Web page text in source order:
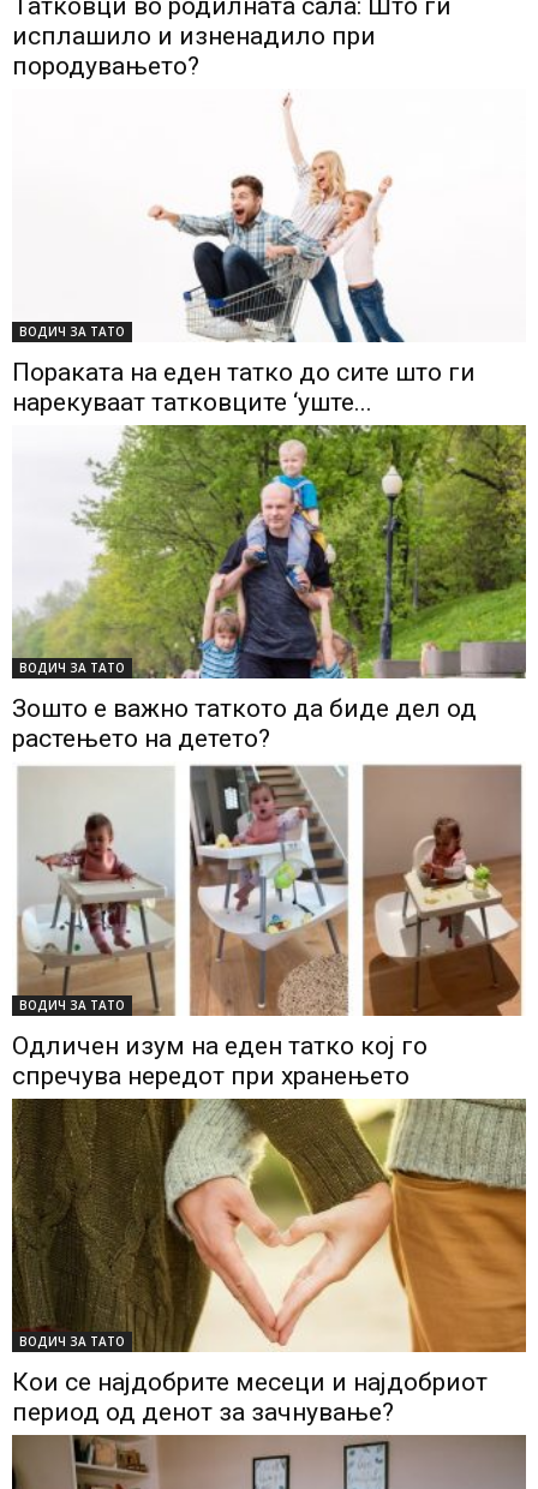
исплашило и изненадило при
породувањето?
ВОДИЧ ЗА ТАТО
Пораката на еден татко до сите што ги
нарекуваат татковците ‘уште...
ВОДИЧ ЗА ТАТО
Зошто е важно таткото да биде дел од
растењето на детето?
ВОДИЧ ЗА ТАТО
Одличен изум на еден татко кој го
спречува нередот при хранењето
ВОДИЧ ЗА ТАТО
Кои се најдобрите месеци и најдобриот
период од денот за зачнување?